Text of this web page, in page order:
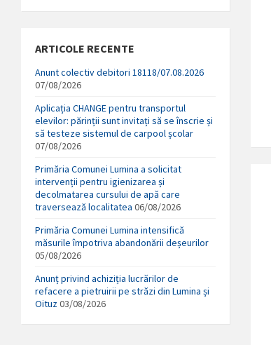
ARTICOLE RECENTE
Anunt colectiv debitori 18118/07.08.2026
07/08/2026
Aplicația CHANGE pentru transportul
elevilor: părinții sunt invitați să se înscrie și
să testeze sistemul de carpool școlar
07/08/2026
Primăria Comunei Lumina a solicitat
intervenții pentru igienizarea și
decolmatarea cursului de apă care
traversează localitatea 06/08/2026
Primăria Comunei Lumina intensifică
măsurile împotriva abandonării deșeurilor
05/08/2026
Anunț privind achiziția lucrărilor de
refacere a pietruirii pe străzi din Lumina și
Oituz03/08/2026